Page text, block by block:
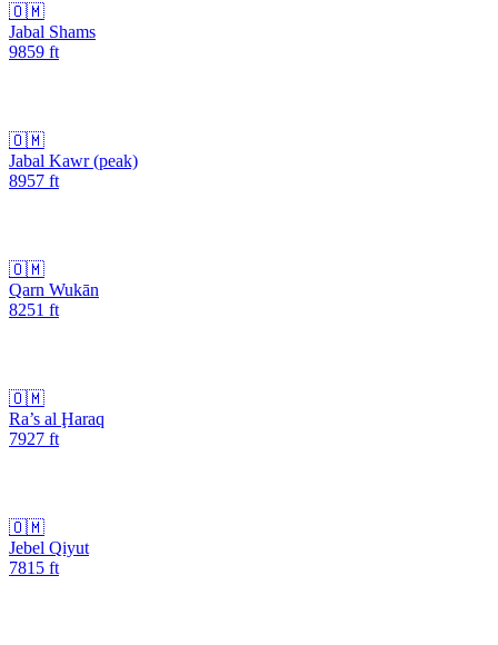
🇴🇲
Jabal Shams
9859 ft
🇴🇲
Jabal Kawr (peak)
8957 ft
🇴🇲
Qarn Wukān
8251 ft
🇴🇲
Ra’s al Ḩaraq
7927 ft
🇴🇲
Jebel Qiyut
7815 ft